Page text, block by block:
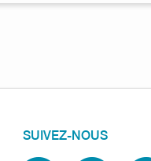
SUIVEZ-NOUS